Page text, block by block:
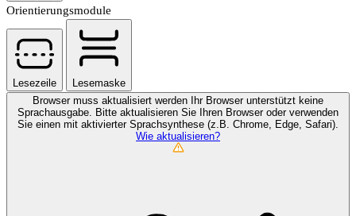
Orientierungsmodule
Lesezeile
Lesemaske
Browser muss aktualisiert werden
Ihr Browser unterstützt keine
Sprachausgabe. Bitte aktualisieren Sie Ihren Browser oder verwenden
Sie einen mit aktivierter Sprachsynthese (z.B. Chrome, Edge, Safari).
Wie aktualisieren?